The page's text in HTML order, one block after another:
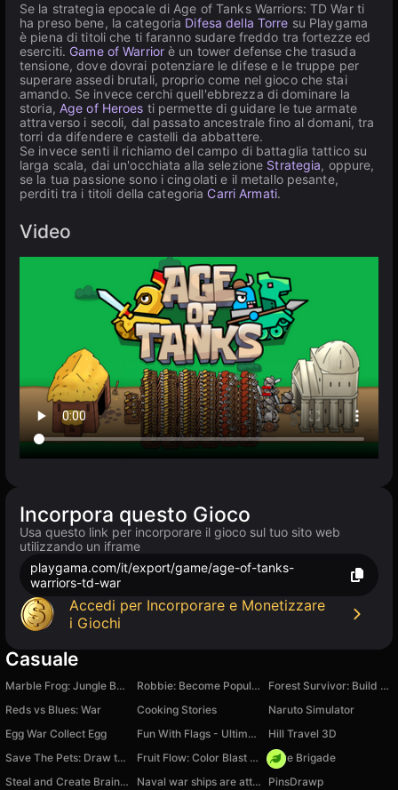
Se la strategia epocale di Age of Tanks Warriors: TD War ti
ha preso bene, la categoria Difesa della Torre su Playgama
è piena di titoli che ti faranno sudare freddo tra fortezze ed
eserciti. Game of Warrior è un tower defense che trasuda
tensione, dove dovrai potenziare le difese e le truppe per
superare assedi brutali, proprio come nel gioco che stai
amando. Se invece cerchi quell'ebbrezza di dominare la
storia, Age of Heroes ti permette di guidare le tue armate
attraverso i secoli, dal passato ancestrale fino al domani, tra
torri da difendere e castelli da abbattere.
Se invece senti il richiamo del campo di battaglia tattico su
larga scala, dai un'occhiata alla selezione Strategia, oppure,
se la tua passione sono i cingolati e il metallo pesante,
perditi tra i titoli della categoria Carri Armati.
Video
Incorpora questo Gioco
Usa questo link per incorporare il gioco sul tuo sito web
utilizzando un iframe
playgama.com/it/export/game/age-of-tanks-
warriors-td-war
Accedi per Incorporare e Monetizzare
i Giochi
Casuale
Marble Frog: Jungle Ball Blast Robbie: Become Popular! Online
Forest Survivor: Build & Defend
Reds vs Blues: War
Cooking Stories
Naruto Simulator
Egg War Collect Egg
Fun With Flags - Ultimate Quiz Game
Hill Travel 3D
Save The Pets: Draw to Save
Fruit Flow: Color Blast Shooter
Core Brigade
Steal and Create Brainrot: Short Circuit
Naval war ships are attack! Tower base defense PinsDrawp